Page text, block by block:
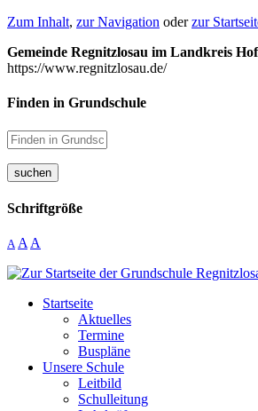
Zum Inhalt, zur Navigation oderzur
Gemeinde Regnitzlosau im Landkreis Hof
https://www.regnitzlosau.de/
Finden in Grundschule
suchen
Schriftgröße
A A A
Startseite
Aktuelles
Termine
Buspläne
Unsere Schule
Leitbild
Schulleitung